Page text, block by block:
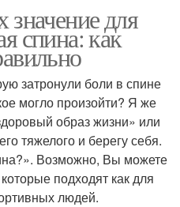
для
спина: как
затронули боли в спине
могло произойти? Я же
образ жизни» или
тяжелого и берегу себя.
Возможно, Вы можете
подходят как для
людей.